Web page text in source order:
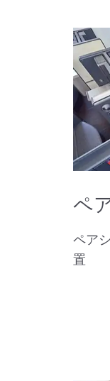
ペ
ペア
置